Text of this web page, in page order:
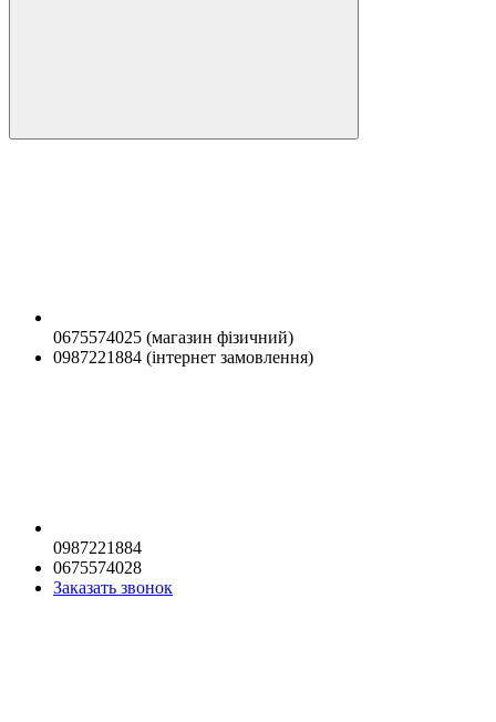
0675574025 (магазин фізичний)
0987221884 (інтернет замовлення)
0987221884
0675574028
Заказать звонок